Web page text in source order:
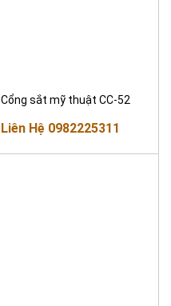
Cổng sắt mỹ thuật CC-52
Liên Hệ 0982225311